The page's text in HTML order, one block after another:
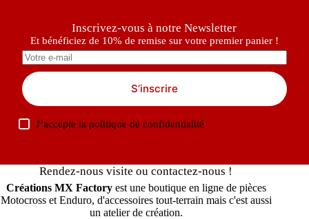
Inscrivez-vous à notre Newsletter
Et bénéficiez de 10% de remise sur votre premier panier !
S’inscrire
J’accepte lapolitique de confidentialité
Rendez-nous visite ou contactez-nous !
Créations MX Factoryest une boutique en ligne de pièces
Motocross et Enduro, d'accessoires tout-terrain mais c'est aussi
un atelier de création.